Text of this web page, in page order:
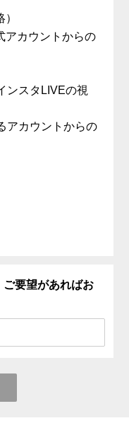
アカウントからの
ンスタLIVEの視
アカウントからの
要望があればお